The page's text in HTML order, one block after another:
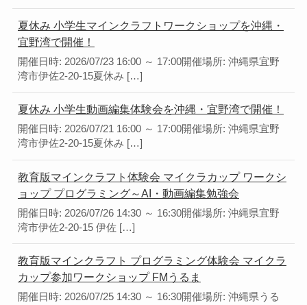
夏休み 小学生マインクラフトワークショップを沖縄・
宜野湾で開催！
開催日時: 2026/07/23 16:00 ～ 17:00開催場所: 沖縄県宜野
湾市伊佐2-20-15夏休み […]
夏休み 小学生動画編集体験会を沖縄・宜野湾で開催！
開催日時: 2026/07/21 16:00 ～ 17:00開催場所: 沖縄県宜野
湾市伊佐2-20-15夏休み […]
教育版マインクラフト体験会 マイクラカップ ワークシ
ョップ プログラミング～AI・動画編集勉強会
開催日時: 2026/07/26 14:30 ～ 16:30開催場所: 沖縄県宜野
湾市伊佐2-20-15 伊佐 […]
教育版マインクラフト プログラミング体験会 マイクラ
カップ参加ワークショップ FMうるま
開催日時: 2026/07/25 14:30 ～ 16:30開催場所: 沖縄県うる